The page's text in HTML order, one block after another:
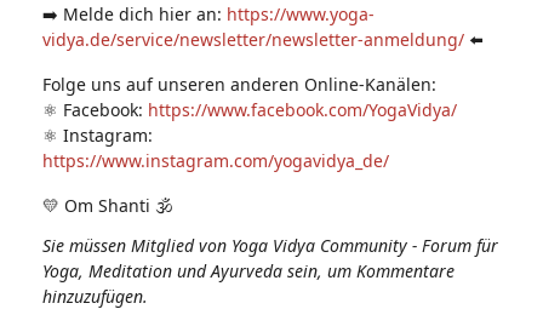
➡️ Melde dich hier an: https://www.yoga-
vidya.de/service/newsletter/newsletter-anmeldung/ ⬅️
Folge uns auf unseren anderen Online-Kanälen:
⚛️ Facebook: https://www.facebook.com/YogaVidya/
⚛️ Instagram:
https://www.instagram.com/yogavidya_de/
💛 Om Shanti 🕉
Sie müssen Mitglied von Yoga Vidya Community - Forum für
Yoga, Meditation und Ayurveda sein, um Kommentare
hinzuzufügen.